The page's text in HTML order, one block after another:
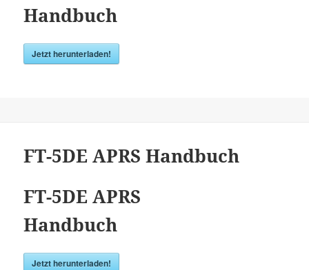
Handbuch
Jetzt herunterladen!
FT-5DE APRS Handbuch
FT-5DE APRS
Handbuch
Jetzt herunterladen!